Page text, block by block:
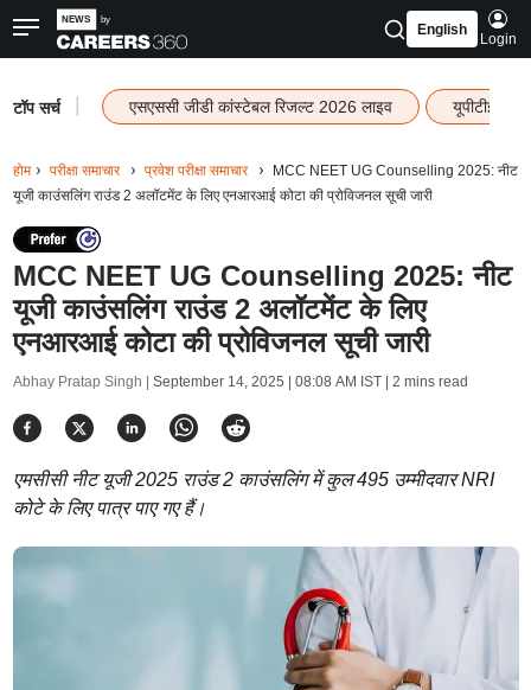
English
Login
टॉप सर्च एसएससी जीडी कांस्टेबल रिजल्ट 2026 लाइव यूपीटीईटी
होम परीक्षा समाचार प्रवेश परीक्षा समाचार
MCC NEET UG Counselling 2025: नीट
यूजी काउंसलिंग राउंड 2 अलॉटमेंट के लिए एनआरआई कोटा की प्रोविजनल सूची जारी
MCC NEET UG Counselling 2025: नीट
यूजी काउंसलिंग राउंड 2 अलॉटमेंट के लिए
एनआरआई कोटा की प्रोविजनल सूची जारी
Abhay Pratap Singh | September 14, 2025 | 08:08 AM IST| 2 mins read
एमसीसी नीट यूजी 2025 राउंड 2 काउंसलिंग में कुल 495 उम्मीदवार NRI
कोटे के लिए पात्र पाए गए हैं।